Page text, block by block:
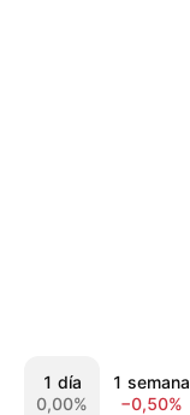
1 día
0,00%
1 semana
−0,50%